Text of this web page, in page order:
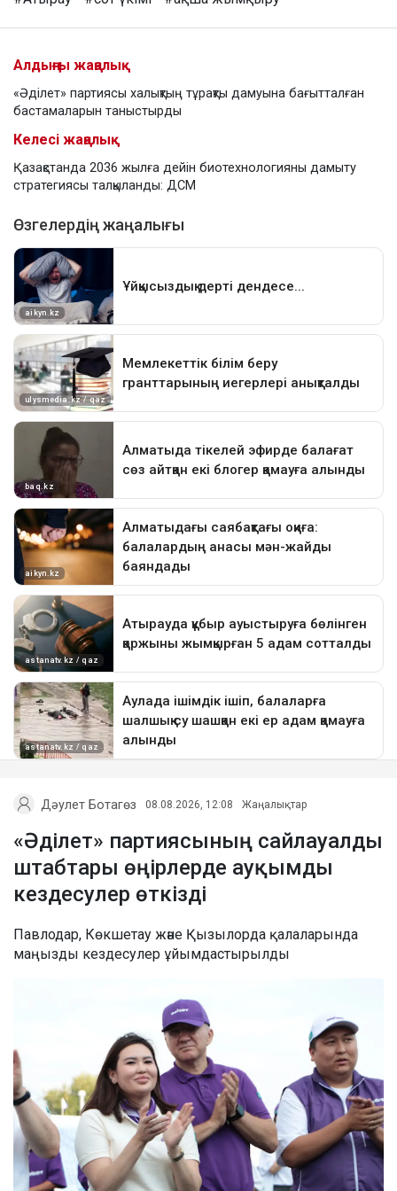
Алдыңғы жаңалық
«Әділет» партиясы халықтың тұрақты дамуына бағытталған
бастамаларын таныстырды
Келесі жаңалық
Қазақстанда 2036 жылға дейін биотехнологияны дамыту
стратегиясы талқыланды: ДСМ
Дәулет Ботагөз 08.08.2026, 12:08 Жаңалықтар
«Әділет» партиясының сайлауалды
штабтары өңірлерде ауқымды
кездесулер өткізді
Павлодар, Көкшетау және Қызылорда қалаларында
маңызды кездесулер ұйымдастырылды